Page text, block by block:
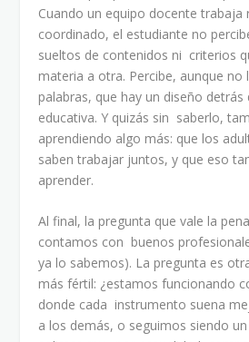
Cuando un equipo docente trabaja
coordinado, el estudiante no
sueltos de contenidos ni criterios
materia a otra. Percibe, aunque no
palabras, que hay un diseño detrás
educativa. Y quizás sin saberlo,
aprendiendo algo más: que los
saben trabajar juntos, y que eso
aprender.
Al final, la pregunta que vale la
contamos con buenos
ya lo sabemos). La pregunta es
más fértil: ¿estamos funcionando
donde cada instrumento suena
a los demás, o seguimos siendo